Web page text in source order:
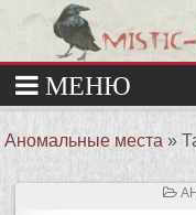
Аномальные места »